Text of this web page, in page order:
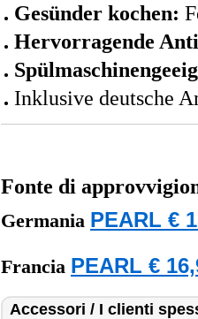
Gesünder kochen:
Hervorragende
Inklusive deutsche
Fonte di
Germania PEARL €
Francia PEARL €
Accessori / I clienti